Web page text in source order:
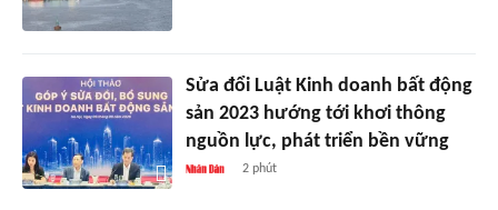
Sửa đổi Luật Kinh doanh bất động
sản 2023 hướng tới khơi thông
nguồn lực, phát triển bền vững
2 phút